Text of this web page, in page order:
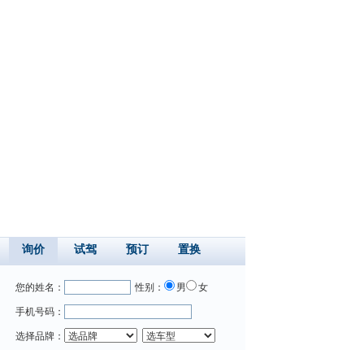
询价 试驾 预订 置换
您的姓名： 性别： 男 女
手机号码：
选择品牌：